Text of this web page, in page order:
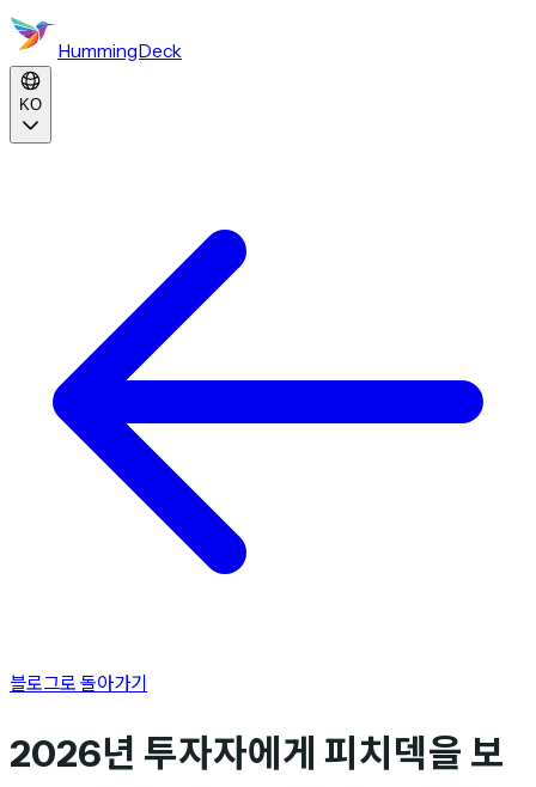
HummingDeck
KO
블로그로 돌아가기
2026년 투자자에게 피치덱을 보